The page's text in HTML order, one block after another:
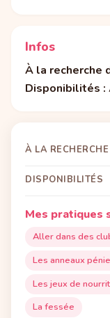
Infos
À la recherche
Disponibilités :
À LA RECHERCHE
DISPONIBILITÉS
Mes pratiques
Aller dans des
Les anneaux
Les jeux de
La fessée